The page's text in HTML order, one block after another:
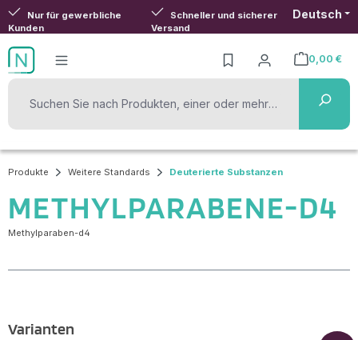
Zum Hauptinhalt springen
Nur für gewerbliche
Kunden
Schneller und sicherer
Versand
Deutsch
0,00 €
Warenkorb
Produkte Weitere Standards Deuterierte Substanzen
METHYLPARABENE-D4
Methylparaben-d4
Varianten